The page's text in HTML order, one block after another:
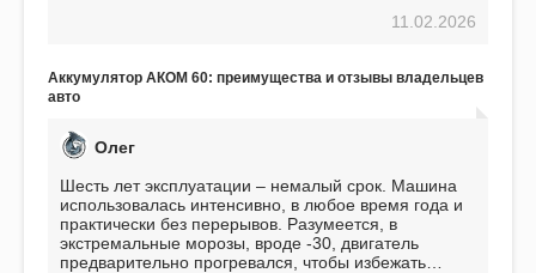
пожалел. Считаю, что это отличное вложение,11.02.2026
Аккумулятор АКОМ 60: преимущества и отзывы владельцев
авто
Олег
Шесть лет эксплуатации – немалый срок. Машина
использовалась интенсивно, в любое время года и
практически без перерывов. Разумеется, в
экстремальные морозы, вроде -30, двигатель
предварительно прогревался, чтобы избежать